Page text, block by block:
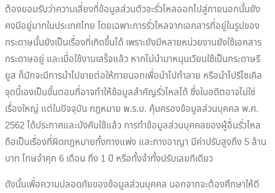
ต้องยอมรับว่าความเสี่ยงที่ข้อมูลส่วนตัวจะรั่วไหลออกไปสู่ภายนอกนั้นยัง
คงมีอยู่มากในประเทศไทย โดยเฉพาะการรั่วไหลจากเอกสารที่อยู่ในรูปของ
กระดาษนั้นยังเป็นเรื่องที่เกิดขึ้นได้ เพราะยังมีหลายหน่วยงานยังใช้เอกสาร
กระดาษอยู่ และเมื่อใช้งานเสร็จแล้ว หากไม่นำมาหมุนเวียนใช้เป็นกระดาษรี
ยูส ก็มักจะมีการนำไปขายต่อให้ภายนอกเพื่อนำไปทำลาย หรือนำไปรีไซเคิล
จุดนี้เองเป็นขั้นตอนที่อาจทำให้ข้อมูลสำคัญรั่วไหลได้ ซึ่งในอดีตอาจไม่ใช่
เรื่องใหญ่ แต่ในปัจจุบัน กฎหมาย พ.ร.บ. คุ้มครองข้อมูลส่วนบุคคล พ.ศ.
2562 ได้ประกาศและบังคับใช้แล้ว การทำข้อมูลส่วนบุคคลของผู้อื่นรั่วไหล
ถือเป็นเรื่องที่ผิดกฎหมายทั้งทางแพ่ง และทางอาญา มีค่าปรับสูงถึง 5 ล้าน
บาท โทษจำคุก 6 เดือน ถึง 1 ปี หรือทั้งจำทั้งปรับเลยทีเดียว
ดังนั้นเพื่อความปลอดภัยของข้อมูลส่วนบุคคล นอกจากจะต้องศึกษาให้ดี